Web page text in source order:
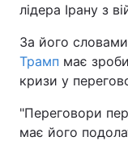
лідера Ірану з
За його
Трамп має
кризи у
"Переговори
має його